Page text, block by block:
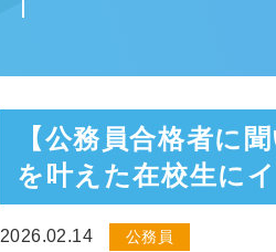
【公務員合格者に
を叶えた在校生に
2026.02.14 公務員